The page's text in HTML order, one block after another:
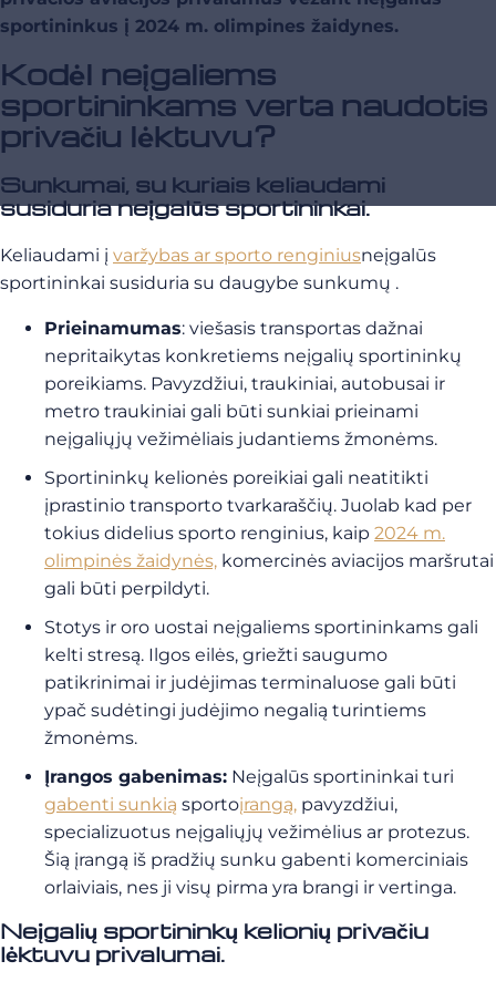
sportininkus į 2024 m. olimpines žaidynes.
Kodėl neįgaliems
sportininkams verta naudotis
privačiu lėktuvu?
Sunkumai, su kuriais keliaudami
susiduria neįgalūs sportininkai.
Keliaudami į varžybas ar sporto renginiusneįgalūs
sportininkai susiduria su daugybe sunkumų .
Prieinamumas: viešasis transportas dažnai
nepritaikytas konkretiems neįgalių sportininkų
poreikiams. Pavyzdžiui, traukiniai, autobusai ir
metro traukiniai gali būti sunkiai prieinami
neįgaliųjų vežimėliais judantiems žmonėms.
Sportininkų kelionės poreikiai gali neatitikti
įprastinio transporto tvarkaraščių. Juolab kad per
tokius didelius sporto renginius, kaip 2024 m.
olimpinės žaidynės, komercinės aviacijos maršrutai
gali būti perpildyti.
Stotys ir oro uostai neįgaliems sportininkams gali
kelti stresą. Ilgos eilės, griežti saugumo
patikrinimai ir judėjimas terminaluose gali būti
ypač sudėtingi judėjimo negalią turintiems
žmonėms.
Įrangos gabenimas: Neįgalūs sportininkai turi
gabenti sunkią sportoįrangą, pavyzdžiui,
specializuotus neįgaliųjų vežimėlius ar protezus.
Šią įrangą iš pradžių sunku gabenti komerciniais
orlaiviais, nes ji visų pirma yra brangi ir vertinga.
Neįgalių sportininkų kelionių privačiu
lėktuvu privalumai.